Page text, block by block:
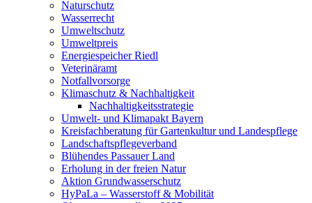
Naturschutz
Wasserrecht
Umweltschutz
Umweltpreis
Energiespeicher Riedl
Veterinäramt
Notfallvorsorge
Klimaschutz & Nachhaltigkeit
Nachhaltigkeitsstrategie
Umwelt- und Klimapakt Bayern
Kreisfachberatung für Gartenkultur und Landespflege
Landschaftspflegeverband
Blühendes Passauer Land
Erholung in der freien Natur
Aktion Grundwasserschutz
HyPaLa – Wasserstoff & Mobilität